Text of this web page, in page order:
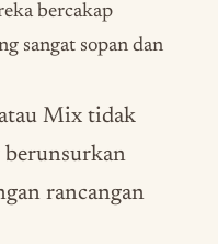
bercakap
sangat sopan dan
Mix tidak
berunsurkan
rancangan